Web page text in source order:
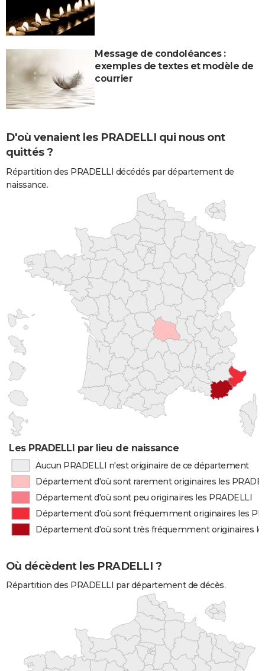
Message de condoléances :
exemples de textes et modèle de
courrier
D'où venaient les PRADELLI qui nous ont
quittés ?
Répartition des PRADELLI décédés par département de
naissance.
Les PRADELLI par lieu de naissance
Aucun PRADELLI n'est originaire de ce département
Département d'où sont rarement originaires les
Département d'où sont peu originaires les PRADELLI
Département d'où sont fréquemment originaires les
Département d'où sont très fréquemment originaires
Où décèdent les PRADELLI ?
Répartition des PRADELLI par département de décès.